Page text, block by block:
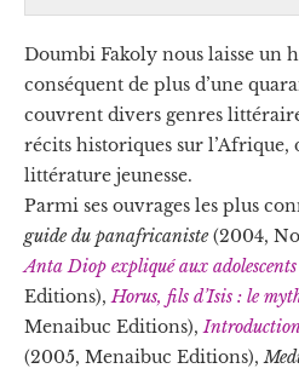
Doumbi Fakoly nous laisse un
conséquent de plus d’une
couvrent divers genres
récits historiques sur l’Afrique,
littérature jeunesse.
Parmi ses ouvrages les plus
guide du panafricaniste(2004,
Anta Diop expliqué aux adolescents
Editions),Horus, fils d’Isis : le
Menaibuc Editions),
(2005, Menaibuc Editions),